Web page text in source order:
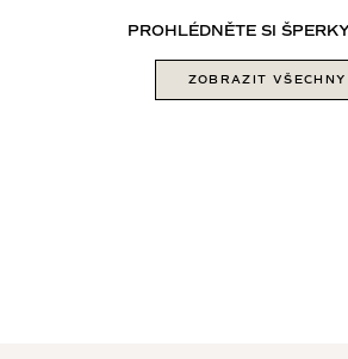
PROHLÉDNĚTE SI
ZOBRAZIT VŠECHNY